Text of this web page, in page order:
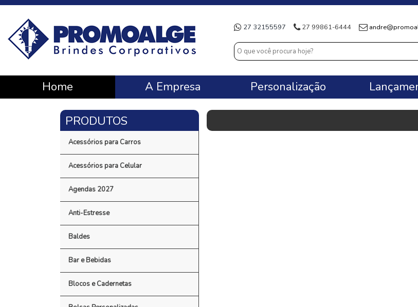
27 32155597 27 99861-6444
Home A Empresa Personalização
Acessórios para Carros
Acessórios para Celular
Agendas 2027
Anti-Estresse
Baldes
Bar e Bebidas
Blocos e Cadernetas